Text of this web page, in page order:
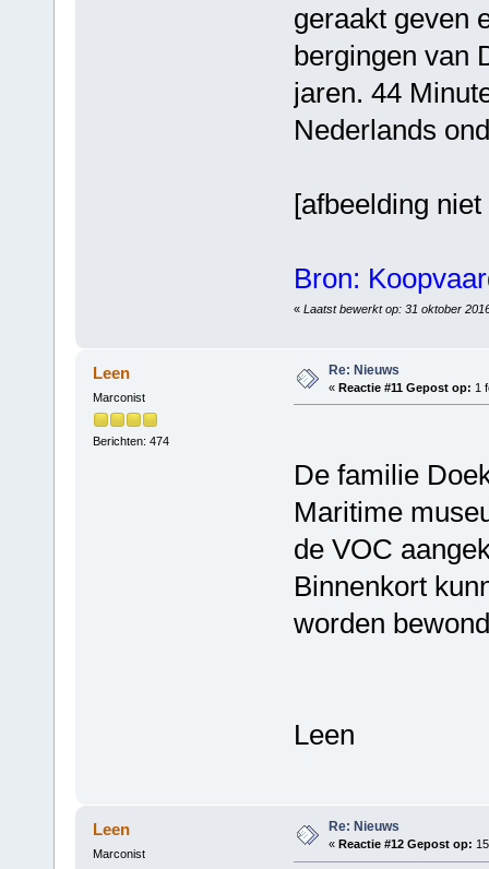
geraakt geven
bergingen van
jaren. 44
Nederlands
[afbeelding
Bron:
« Laatst bewerkt op: 31 oktober
Leen
Marconist
Berichten: 474
Re: Nieuws
« Reactie #11 Gepost op: 1
De familie
Maritime
de VOC
Binnenkort
worden
Leen
Leen
Marconist
Re: Nieuws
« Reactie #12 Gepost op: